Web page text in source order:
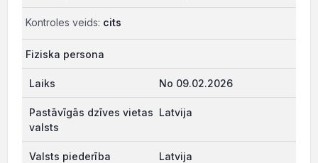
Kontroles veids: cits
Fiziska persona
No 09.02.2026
Latvija
Latvija